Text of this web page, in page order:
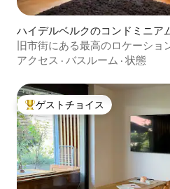
ハイデルベルクのコンドミニア
旧市街にある最高のロケーショ
アクセス · バスルーム · 状態
大好評のゲストチョイスです。
ゲストチョイス